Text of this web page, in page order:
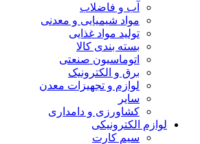
آب و فاضلاب
مواد شیمیایی و معدنی
تولید مواد غذایی
بسته بندی کالا
اتوماسیون صنعتی
برق و الکترونیک
لوازم و تجهیزات معدن
سایر
کشاورزی و دامداری
لوازم الکترونیکی
سیم کارت